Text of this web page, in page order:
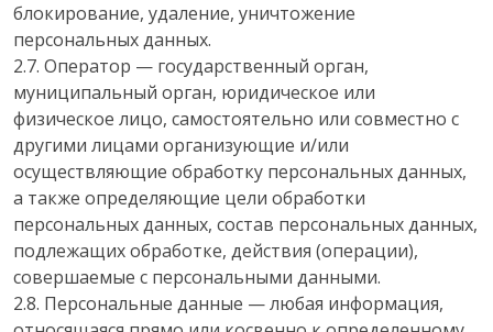
блокирование, удаление, уничтожение
персональных данных.
2.7. Оператор — государственный орган,
муниципальный орган, юридическое или
физическое лицо, самостоятельно или совместно с
другими лицами организующие и/или
осуществляющие обработку персональных данных,
а также определяющие цели обработки
персональных данных, состав персональных данных,
подлежащих обработке, действия (операции),
совершаемые с персональными данными.
2.8. Персональные данные — любая информация,